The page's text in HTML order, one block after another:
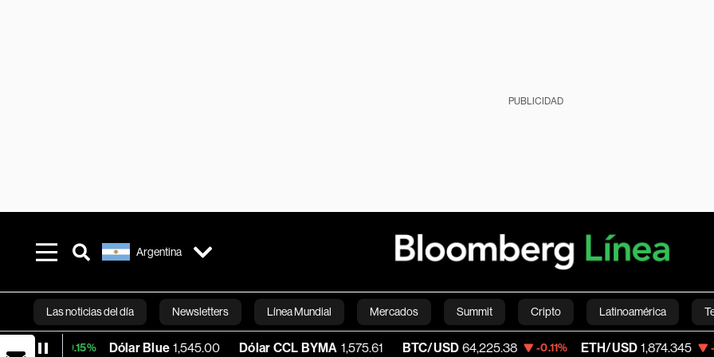
PUBLICIDAD
Argentina
Las noticias del día Newsletters Línea Mundial Mercados Summit Cripto Latinoamérica
Bloomberg Green Economía Estilo de vida Mundo Videos
Dólar Blue 1,545.00 Dólar CCL BYMA 1,575.61 BTC/USD 64,225.38 -0.11% ETH/USD 1,874.345 -0.06%